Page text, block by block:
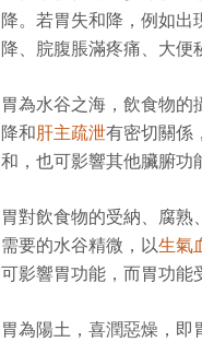
降。若胃失和降，例如
降、脘腹脹滿疼痛、大便
胃為水谷之海，飲食物
降和肝主疏泄有密切關係
和，也可影響其他臟腑功
胃對飲食物的受納、腐
需要的水谷精微，以生氣
可影響胃功能，而胃功能
胃為陽土，喜潤惡燥，即